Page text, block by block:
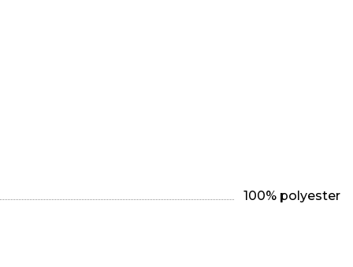
100% polyester